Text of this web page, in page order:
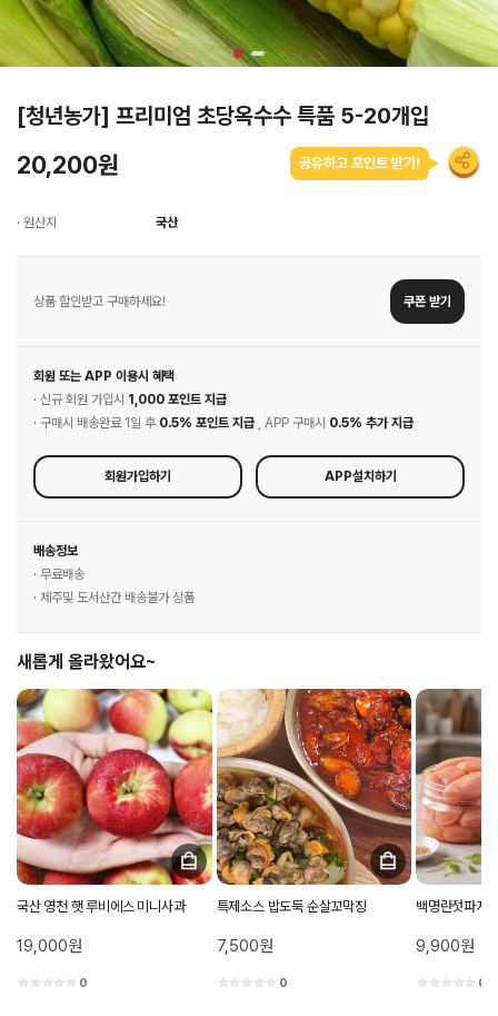
[청년농가] 프리미엄 초당옥수수 특품 5-20개입
20,200원 공유하고 포인트 받기!
· 원산지 국산
상품 할인받고 구매하세요! 쿠폰 받기
회원 또는 APP 이용시 혜택
· 신규 회원 가입시 1,000 포인트 지급
· 구매시 배송완료 1일 후 0.5% 포인트 지급 , APP 구매시 0.5% 추가 지급
회원가입하기 APP설치하기
배송정보
· 무료배송
· 제주및 도서산간 배송불가 상품
새롭게 올라왔어요~
국산 영천 햇 루비에스 미니사과
19,000원
0
특제소스 밥도둑 순살꼬막징
7,500원
0
백명란젓파지
9,900원
0